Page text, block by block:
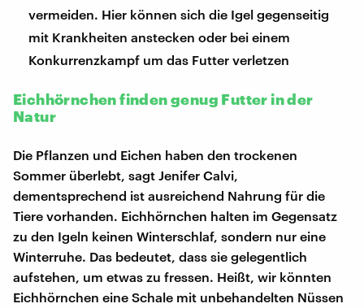
vermeiden. Hier können sich die Igel gegenseitig
mit Krankheiten anstecken oder bei einem
Konkurrenzkampf um das Futter verletzen
Eichhörnchen finden genug Futter in der
Natur
Die Pflanzen und Eichen haben den trockenen
Sommer überlebt, sagt Jenifer Calvi,
dementsprechend ist ausreichend Nahrung für die
Tiere vorhanden. Eichhörnchen halten im Gegensatz
zu den Igeln keinen Winterschlaf, sondern nur eine
Winterruhe. Das bedeutet, dass sie gelegentlich
aufstehen, um etwas zu fressen. Heißt, wir könnten
Eichhörnchen eine Schale mit unbehandelten Nüssen